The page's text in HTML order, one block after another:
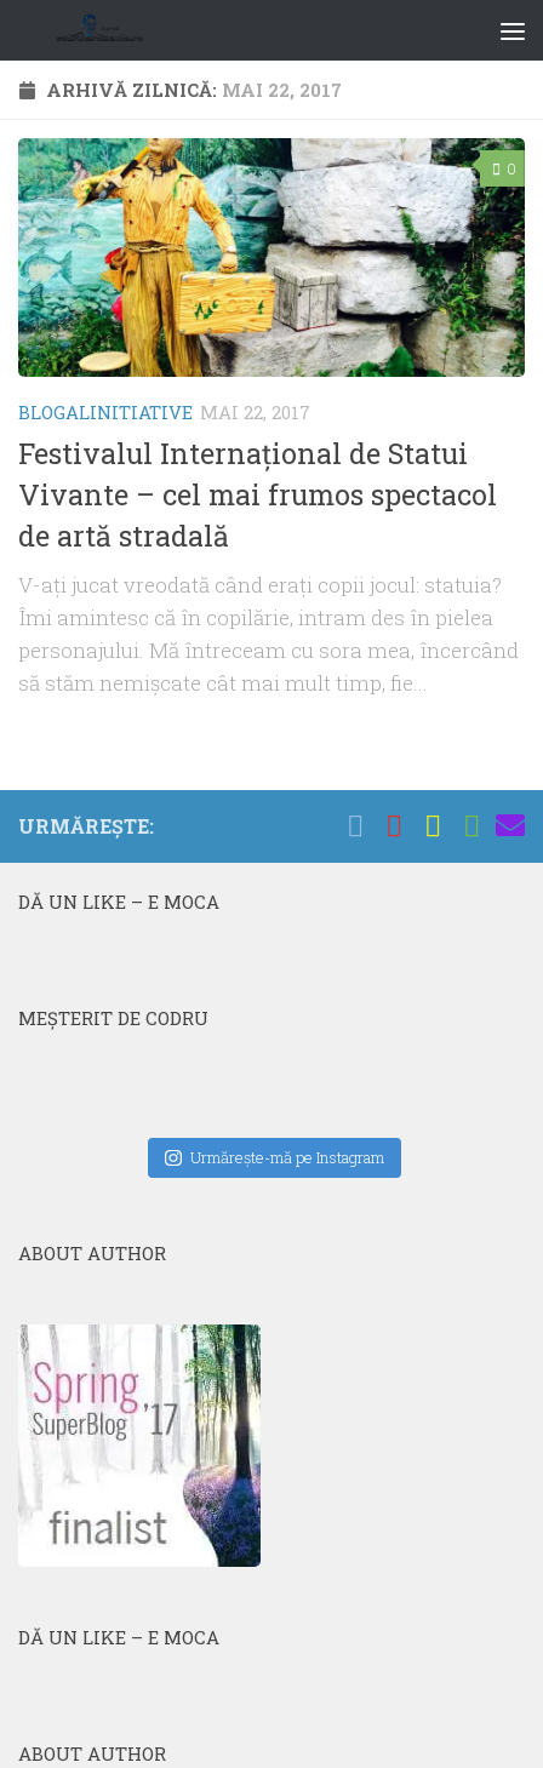
ARHIVĂ ZILNICĂ: MAI 22, 2017
0
BLOGALINITIATIVE MAI 22, 2017
Festivalul Internaţional de Statui
Vivante – cel mai frumos spectacol
de artă stradală
V-aţi jucat vreodată când eraţi copii jocul: statuia?
Îmi amintesc că în copilărie, intram des în pielea
personajului. Mă întreceam cu sora mea, încercând
să stăm nemişcate cât mai mult timp, fie...
URMĂREȘTE:
DĂ UN LIKE – E MOCA
MEŞTERIT DE CODRU
Urmăreşte-mă pe Instagram
ABOUT AUTHOR
DĂ UN LIKE – E MOCA
ABOUT AUTHOR